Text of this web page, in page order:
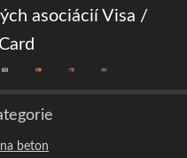
asociácií Visa /
beton